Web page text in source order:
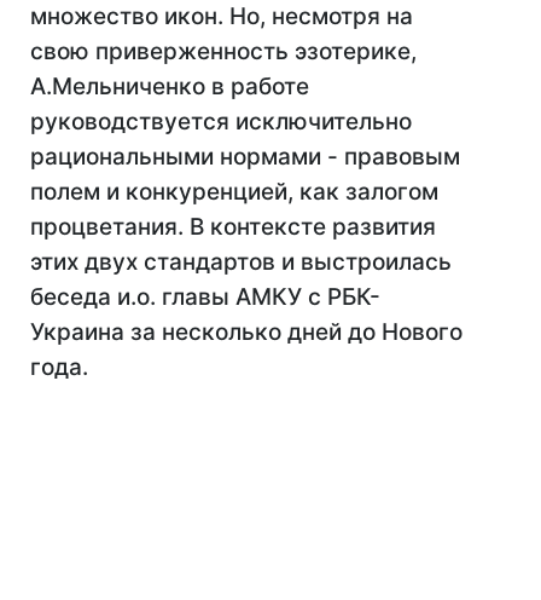
множество икон. Но, несмотря на
свою приверженность эзотерике,
А.Мельниченко в работе
руководствуется исключительно
рациональными нормами - правовым
полем и конкуренцией, как залогом
процветания. В контексте развития
этих двух стандартов и выстроилась
беседа и.о. главы АМКУ с РБК-
Украина за несколько дней до Нового
года.